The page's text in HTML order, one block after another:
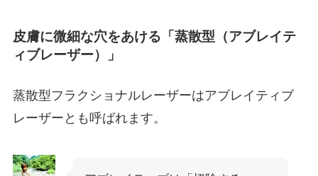
皮膚に微細な穴をあける「蒸散型（アブレイテ
ィブレーザー）」
蒸散型フラクショナルレーザーはアブレイティブ
レーザーとも呼ばれます。